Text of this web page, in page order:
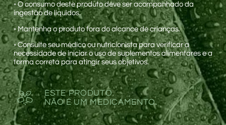
◦O consumo deste produto deve ser acompanhado da
ingestão de líquidos.
◦Mantenha o produto fora do alcance de crianças.
◦Consulte seu médico ou nutricionista para verificar a
necessidade de iniciar o uso de suplementos alimentares e a
forma correta para atingir seus objetivos.
ESTE PRODUTO
NÃO É UM MEDICAMENTO.